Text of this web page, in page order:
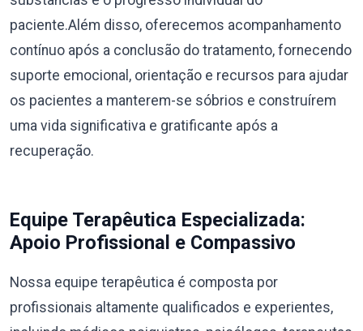
paciente.Além disso, oferecemos acompanhamento
contínuo após a conclusão do tratamento, fornecendo
suporte emocional, orientação e recursos para ajudar
os pacientes a manterem-se sóbrios e construírem
uma vida significativa e gratificante após a
recuperação.
Equipe Terapêutica Especializada:
Apoio Profissional e Compassivo
Nossa equipe terapêutica é composta por
profissionais altamente qualificados e experientes,